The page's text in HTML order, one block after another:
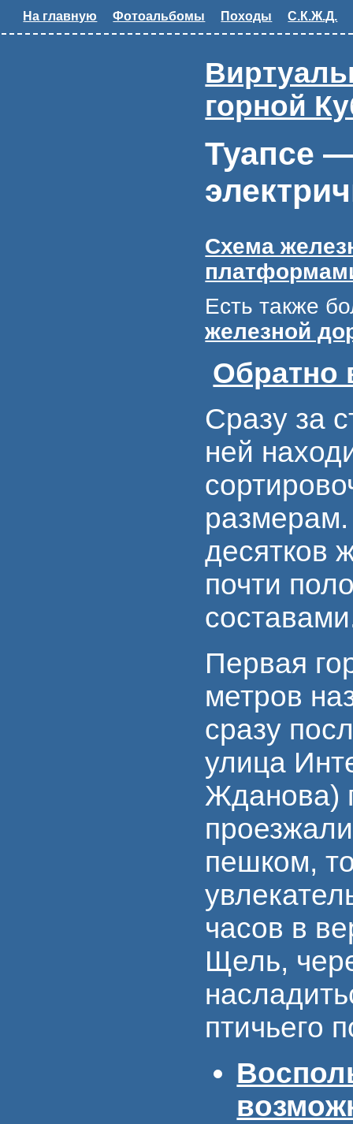
На главную Фотоальбомы Походы С.К.Ж.Д.
горной
Туапсе
Схема
Есть также
железной
Обратно
Сразу за
ней
десятков
почти
Первая
метров
сразу
улица
Жданова)
пешком,
часов в
Щель,
птичьего